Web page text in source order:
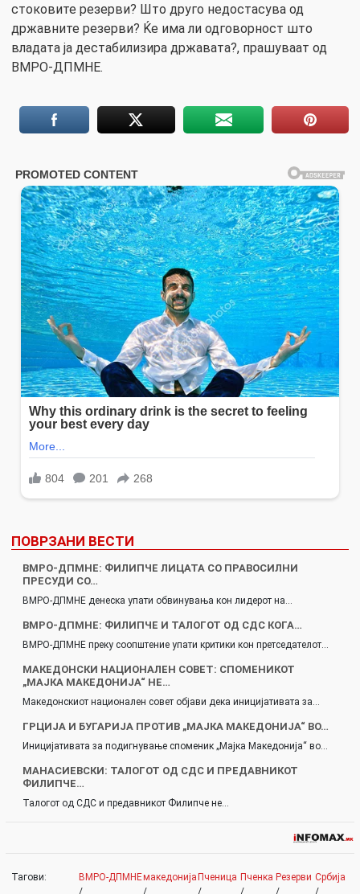
стоковите резерви? Што друго недостасува од
државните резерви? Ќе има ли одговорност што
владата ја дестабилизира државата?, прашуваат од
ВМРО-ДПМНЕ.
ПОВРЗАНИ ВЕСТИ
ВМРО-ДПМНЕ: ФИЛИПЧЕ ЛИЦАТА СО ПРАВОСИЛНИ
ПРЕСУДИ СО…
ВМРО-ДПМНЕ денеска упати обвинувања кон лидерот на…
ВМРО-ДПМНЕ: ФИЛИПЧЕ И ТАЛОГОТ ОД СДС КОГА…
ВМРО-ДПМНЕ преку соопштение упати критики кон претседателот…
МАКЕДОНСКИ НАЦИОНАЛЕН СОВЕТ: СПОМЕНИКОТ
„МАЈКА МАКЕДОНИЈА“ НЕ…
Македонскиот национален совет објави дека иницијативата за…
ГРЦИЈА И БУГАРИЈA ПРОТИВ „МАЈКА МАКЕДОНИЈА“ ВО…
Иницијативата за подигнување споменик „Мајка Македонија“ во…
МАНАСИЕВСКИ: ТАЛОГОТ ОД СДС И ПРЕДАВНИКОТ
ФИЛИПЧЕ…
Талогот од СДС и предавникот Филипче не…
Тагови:
ВМРО-ДПМНЕ
/
македонија
/
Пченица
/
Пченка
/
Резерви
/
Србија
/